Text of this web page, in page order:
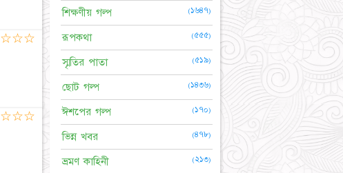
☆☆☆
☆☆☆
শিক্ষণীয় গল্প (১৬৪৭)
রূপকথা (৫৫৫)
স্মৃতির পাতা (৫১৯)
ছোট গল্প (১৪৩৬)
ঈশপের গল্প (১৭০)
ভিন্ন খবর (৪৭৮)
ভ্রমণ কাহিনী (২১৩)